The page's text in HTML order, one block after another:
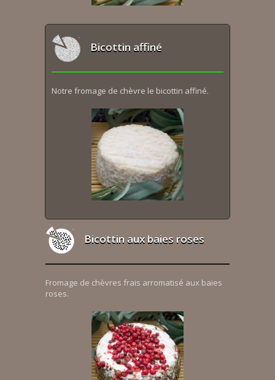
Bicottin affiné
Notre fromage de chèvre le bicottin affiné.
Bicottin aux baies roses
Fromage de chèvres frais arromatisé aux baies
roses.